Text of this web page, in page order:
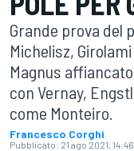
Grande prova del
Michelisz,
Magnus
con Vernay,
come Monteiro.
Francesco Corghi
Pubblicato: 21 ago 2021, 14:46